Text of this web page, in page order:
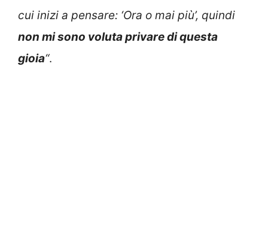
cui inizi a pensare: ‘Ora o mai più’, quindi
non mi sono voluta privare di questa
gioia“.